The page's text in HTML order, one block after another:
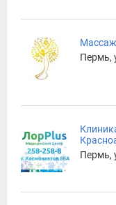
Пермь,
Пермь,